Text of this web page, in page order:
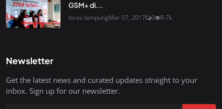
GSM+ di...
teras lampungMar 07, 2017 0 9.7k
Newsletter
Get the latest news and curated updates straight to your
inbox. Sign up for our newsletter.